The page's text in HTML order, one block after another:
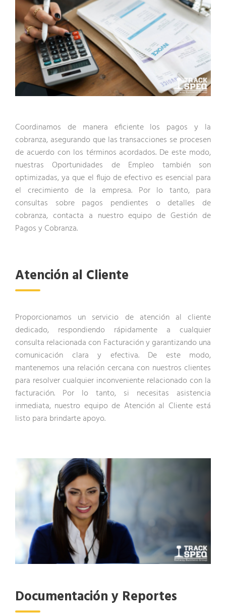
Coordinamos de manera eficiente los pagos y la
cobranza, asegurando que las transacciones se procesen
de acuerdo con los términos acordados. De este modo,
nuestras Oportunidades de Empleo también son
optimizadas, ya que el flujo de efectivo es esencial para
el crecimiento de la empresa. Por lo tanto, para
consultas sobre pagos pendientes o detalles de
cobranza, contacta a nuestro equipo de Gestión de
Pagos y Cobranza.
Atención al Cliente
Proporcionamos un servicio de atención al cliente
dedicado, respondiendo rápidamente a cualquier
consulta relacionada con Facturación y garantizando una
comunicación clara y efectiva. De este modo,
mantenemos una relación cercana con nuestros clientes
para resolver cualquier inconveniente relacionado con la
facturación. Por lo tanto, si necesitas asistencia
inmediata, nuestro equipo de Atención al Cliente está
listo para brindarte apoyo.
Documentación y Reportes